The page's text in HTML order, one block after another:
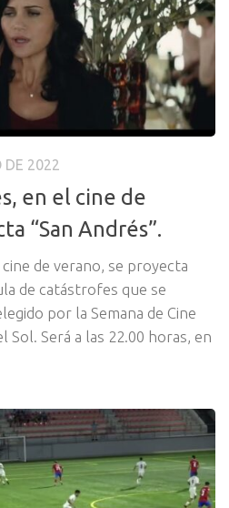
DE 2022
en el cine de
“San Andrés”.
de verano, se proyecta
de catástrofes que se
por la Semana de Cine
Sol. Será a las 22.00 horas, en